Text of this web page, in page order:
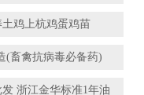
鸡上杭鸡蛋鸡苗
(畜禽抗病毒必备药)
浙江金华标准1年油